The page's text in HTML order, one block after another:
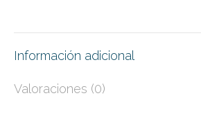
Información adicional
Valoraciones (0)